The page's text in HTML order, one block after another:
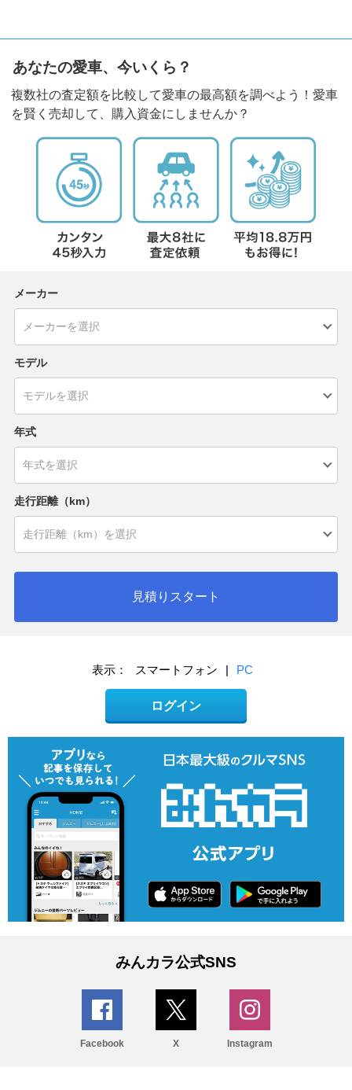
あなたの愛車、今いくら？
複数社の査定額を比較して愛車の最高額を調べよう！愛車
を賢く売却して、購入資金にしませんか？
メーカー
モデル
年式
走行距離（km）
見積りスタート
表示： スマートフォン | PC
ログイン
みんカラ公式SNS
Facebook X Instagram